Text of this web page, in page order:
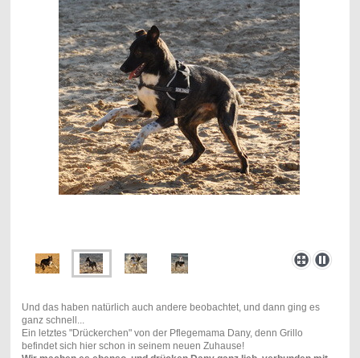
Und das haben natürlich auch andere beobachtet, und dann ging es
ganz schnell...
Ein letztes "Drückerchen" von der Pflegemama Dany, denn Grillo
befindet sich hier schon in seinem neuen Zuhause!